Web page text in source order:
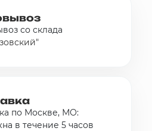
Все бренды
со склада
по Москве, МО:
в течение 5 часов